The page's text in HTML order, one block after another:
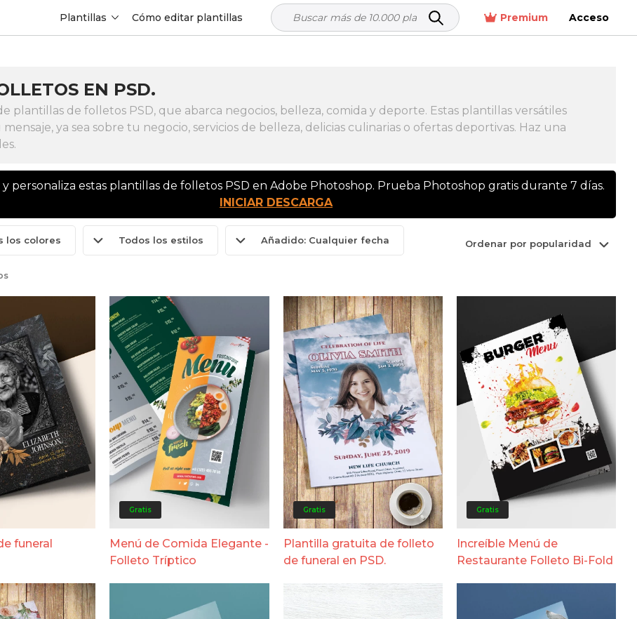
Plantillas Cómo editar plantillas Premium Acceso
EN PSD.
plantillas de folletos PSD, que abarca negocios, belleza, comida y deporte. Estas plantillas versátiles
ya sea sobre tu negocio, servicios de belleza, delicias culinarias o ofertas deportivas. Haz una
y personaliza estas plantillas de folletos PSD en Adobe Photoshop. Prueba Photoshop gratis durante 7 días.
INICIAR DESCARGA
los colores Todos los estilos Añadido: Cualquier fecha Ordenar por popularidad
funeral
Gratis
Menú de Comida Elegante -
Folleto Tríptico
Gratis
Plantilla gratuita de folleto
de funeral en PSD.
Gratis
Increíble Menú de
Restaurante Folleto Bi-Fold